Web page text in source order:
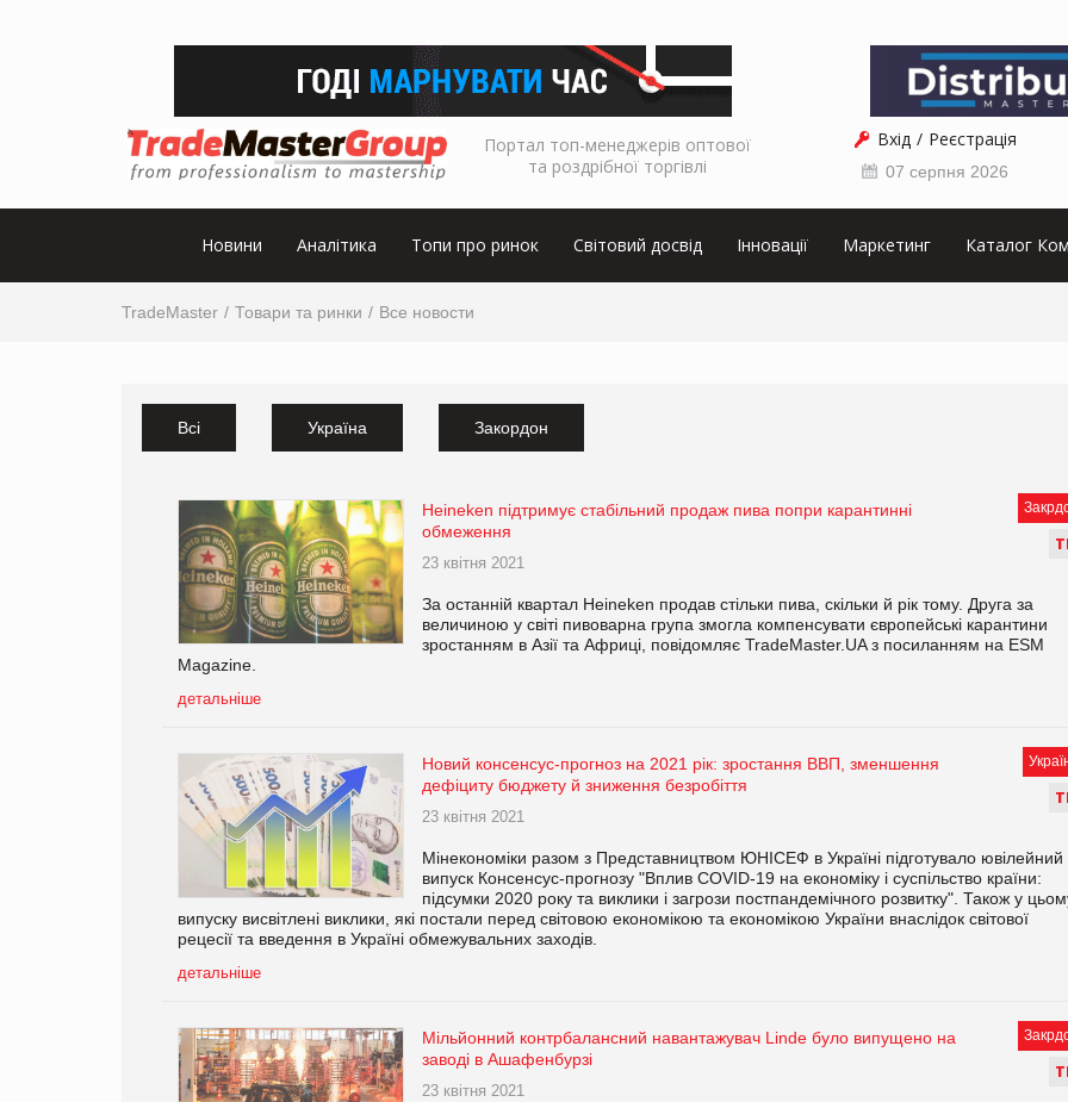
Портал топ-менеджерів оптової
та роздрібної торгівлі
Вхід Реєстрація
07 серпня 2026
Новини Аналітика Топи про ринок Світовий досвід Інновації Маркетинг Каталог
TradeMaster Товари та ринки Все новости
Всі Україна Закордон
Т
Heineken підтримує стабільний продаж пива попри карантинні
обмеження
23 квітня 2021
За останній квартал Heineken продав стільки пива, скільки й рік тому. Друга за
величиною у світі пивоварна група змогла компенсувати європейські карантини
зростанням в Азії та Африці, повідомляє TradeMaster.UA з посиланням на ESM
Magazine.
детальніше
Т
Новий консенсус-прогноз на 2021 рік: зростання ВВП, зменшення
дефіциту бюджету й зниження безробіття
23 квітня 2021
Мінекономіки разом з Представництвом ЮНІСЕФ в Україні підготувало ювілейний
випуск Консенсус-прогнозу "Вплив COVID-19 на економіку і суспільство країни:
підсумки 2020 року та виклики і загрози постпандемічного розвитку". Також у
випуску висвітлені виклики, які постали перед світовою економікою та економікою України внаслідок світової
рецесії та введення в Україні обмежувальних заходів.
детальніше
Т
Мільйонний контрбалансний навантажувач Linde було випущено на
заводі в Ашафенбурзі
23 квітня 2021